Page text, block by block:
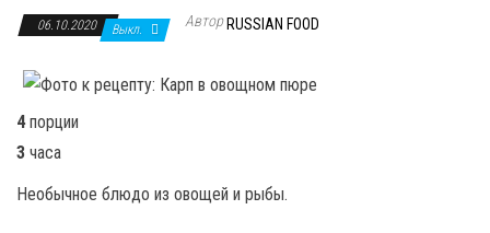
06.10.2020 Выкл. Автор RUSSIAN FOOD
4 порции
3 часа
Необычное блюдо из овощей и рыбы.